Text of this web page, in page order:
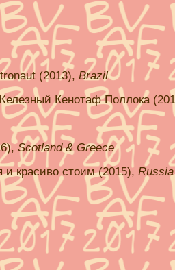
(2013), Brazil
Кенотаф Поллока
Scotland & Greece
красиво стоим (2015), Russia